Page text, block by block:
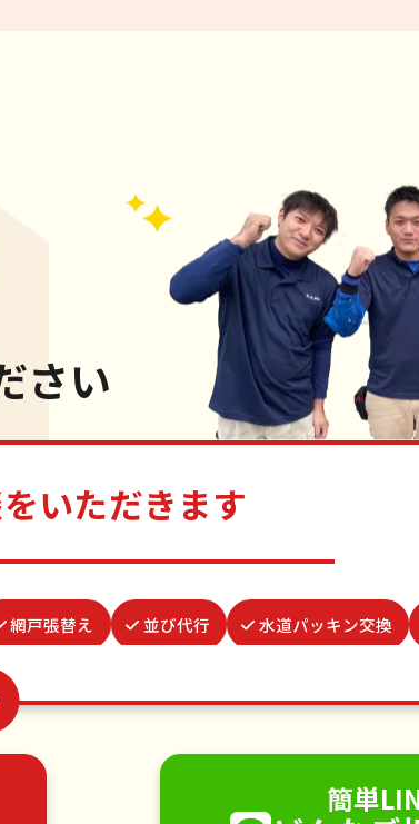
さい
いただきます
網戸張替え 並び代行 水道パッキン交換
取り代行
庭の水やり
植木の剪定 植木の伐採
簡単